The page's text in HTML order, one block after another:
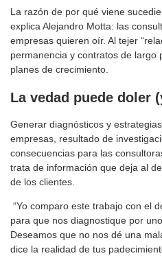
La razón de por qué viene
explica Alejandro Motta: las
empresas quieren oír. Al tejer
permanencia y contratos de largo
planes de crecimiento.
La vedad puede doler
Generar diagnósticos y
empresas, resultado de
consecuencias para las
trata de información que deja al
de los clientes.
“Yo comparo este trabajo con el
para que nos diagnostique por
Deseamos que no nos dé una
dice la realidad de tus